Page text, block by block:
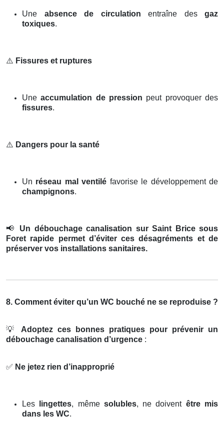
Une absence de circulation entraîne des gaz
toxiques.
⚠️ Fissures et ruptures
Uneaccumulation de pression peut provoquer des
fissures.
⚠️ Dangers pour la santé
Un réseau mal ventilé favorise le développement de
champignons.
📢
Un débouchage canalisation sur Saint Brice sous
Foret rapide permet d’éviter ces désagréments et de
préserver vos installations sanitaires.
8. Comment éviter qu’un WC bouché ne se reproduise ?
💡
Adoptez ces bonnes pratiques pour prévenir un
débouchage canalisation d’urgence :
✅ Ne jetez rien d’inapproprié
Les lingettes, même solubles, ne doivent être mis
dans les WC.